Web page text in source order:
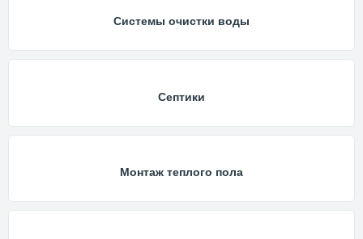
Системы очистки воды
Септики
Монтаж теплого пола